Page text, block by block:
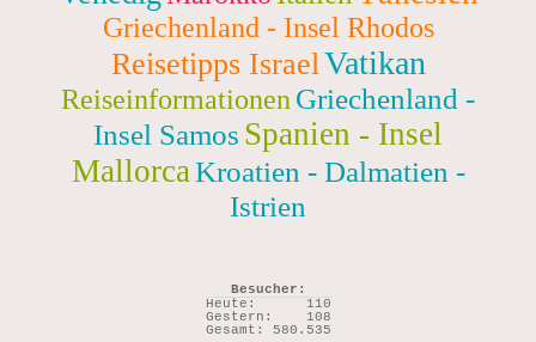
Griechenland - Insel Rhodos
Reisetipps IsraelVatikan
Reiseinformationen Griechenland -
Insel Samos Spanien - Insel
MallorcaKroatien - Dalmatien -
Istrien
Besucher:
Heute:
110
Gestern:
108
Gesamt:
580.535